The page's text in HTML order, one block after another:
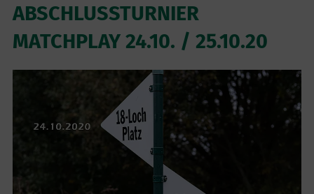
ABSCHLUSSTURNIER
MATCHPLAY 24.10. / 25.10.20